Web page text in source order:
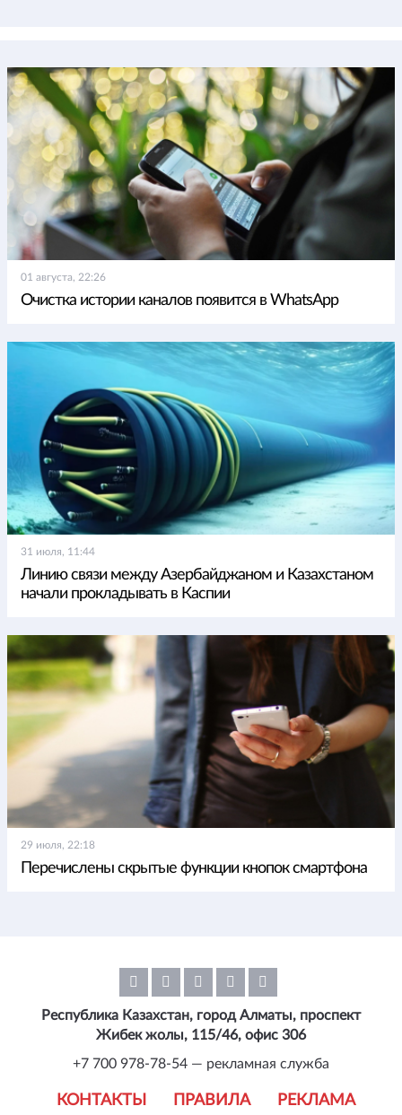
01 августа, 22:26
Очистка истории каналов появится в WhatsApp
31 июля, 11:44
Линию связи между Азербайджаном и Казахстаном
начали прокладывать в Каспии
29 июля, 22:18
Перечислены скрытые функции кнопок смартфона
КОНТАКТЫ ПРАВИЛА РЕКЛАМА
Республика Казахстан, город Алматы, проспект
Жибек жолы, 115/46, офис 306
+7 700 978-78-54 — рекламная служба